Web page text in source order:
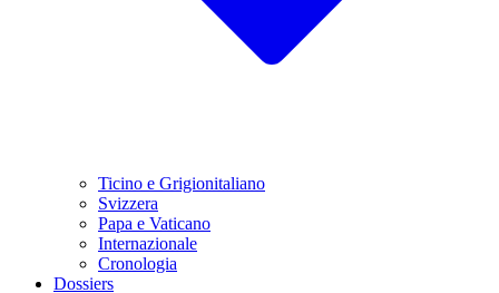
Ticino e Grigionitaliano
Svizzera
Papa e Vaticano
Internazionale
Cronologia
Dossiers